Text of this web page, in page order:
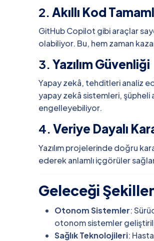
2. Akıllı Kod
GitHub Copilot gibi araçlar
olabiliyor. Bu, hem zaman
3. Yazılım Güvenliği
Yapay zekâ, tehditleri analiz
yapay zekâ sistemleri,
engelleyebiliyor.
4. Veriye Dayalı
Yazılım projelerinde doğru
ederek anlamlı içgörüler
Geleceği
Otonom Sistemler:
otonom sistemler
Sağlık Teknolojileri: